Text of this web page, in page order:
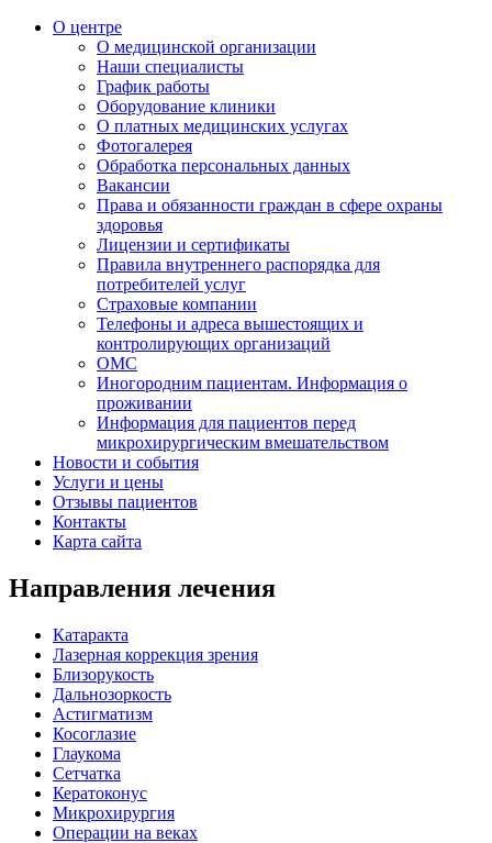
О центре
О медицинской организации
Наши специалисты
График работы
Оборудование клиники
О платных медицинских услугах
Фотогалерея
Обработка персональных данных
Вакансии
Права и обязанности граждан в сфере охраны
здоровья
Лицензии и сертификаты
Правила внутреннего распорядка для
потребителей услуг
Страховые компании
Телефоны и адреса вышестоящих и
контролирующих организаций
ОМС
Иногородним пациентам. Информация о
проживании
Информация для пациентов перед
микрохирургическим вмешательством
Новости и события
Услуги и цены
Отзывы пациентов
Контакты
Карта сайта
Направления лечения
Катаракта
Лазерная коррекция зрения
Близорукость
Дальнозоркость
Астигматизм
Косоглазие
Глаукома
Сетчатка
Кератоконус
Микрохирургия
Операции на веках